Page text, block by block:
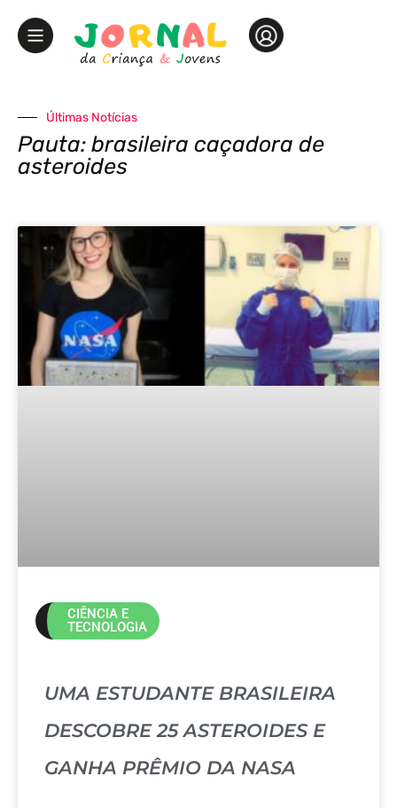
Últimas Notícias
Pauta: brasileira caçadora de
asteroides
CIÊNCIA E
TECNOLOGIA
UMA ESTUDANTE BRASILEIRA
DESCOBRE 25 ASTEROIDES E
GANHA PRÊMIO DA NASA